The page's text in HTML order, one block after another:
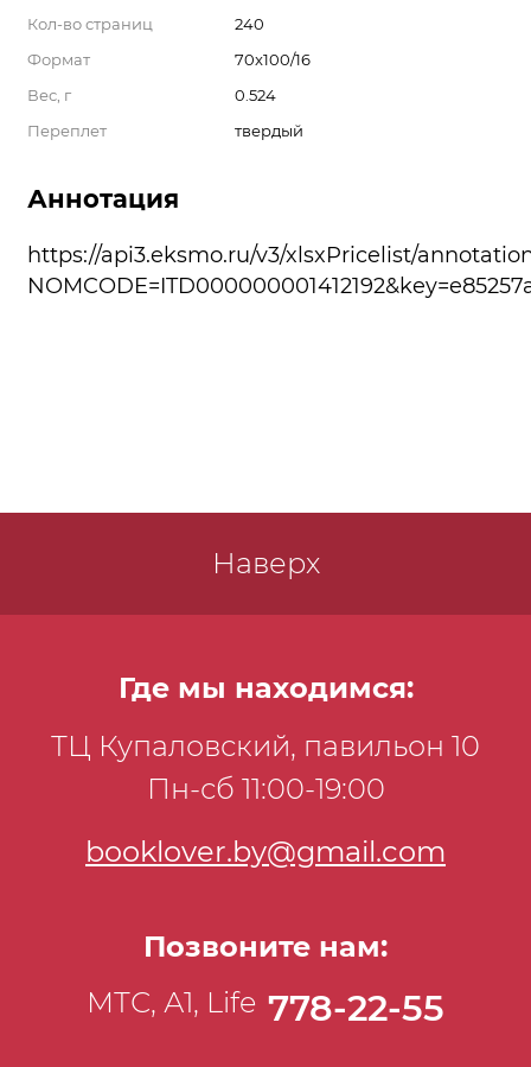
Кол-во страниц
240
Формат
70x100/16
Вес, г
0.524
Переплет
твердый
Аннотация
https://api3.eksmo.ru/v3/xlsxPricelist/
Наверх
Где мы находимся:
ТЦ Купаловский, павильон 10
Пн-сб 11:00-19:00
booklover.by@gmail.com
Позвоните нам:
МТС, А1, Life 778-22-55